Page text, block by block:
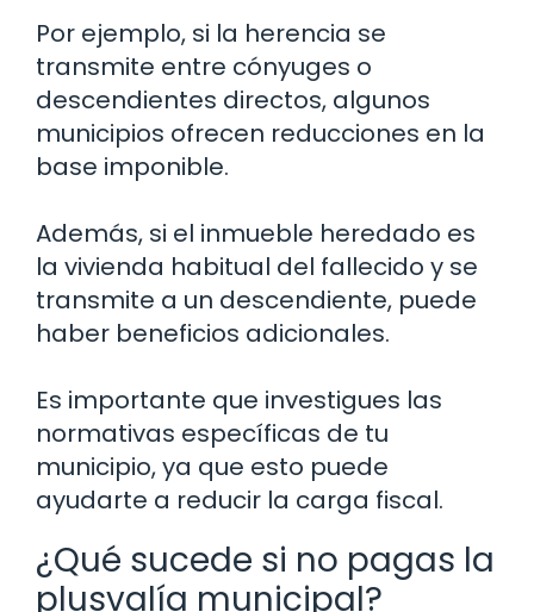
Por ejemplo, si la herencia se
transmite entre cónyuges o
descendientes directos, algunos
municipios ofrecen reducciones en la
base imponible.
Además, si el inmueble heredado es
la vivienda habitual del fallecido y se
transmite a un descendiente, puede
haber beneficios adicionales.
Es importante que investigues las
normativas específicas de tu
municipio, ya que esto puede
ayudarte a reducir la carga fiscal.
¿Qué sucede si no pagas la
plusvalía municipal?